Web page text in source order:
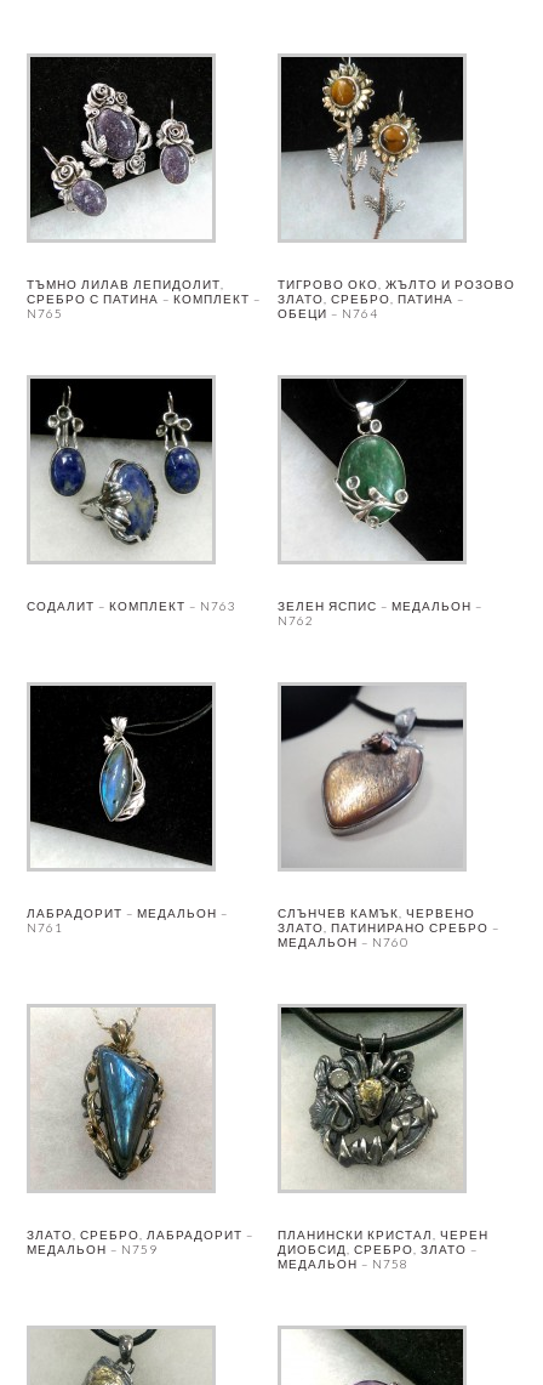
ТЪМНО ЛИЛАВ ЛЕПИДОЛИТ,
СРЕБРО С ПАТИНА – КОМПЛЕКТ –
N765
ТИГРОВО ОКО, ЖЪЛТО И РОЗОВО
ЗЛАТО, СРЕБРО, ПАТИНА –
ОБЕЦИ – N764
СОДАЛИТ – КОМПЛЕКТ – N763
ЗЕЛЕН ЯСПИС – МЕДАЛЬОН –
N762
ЛАБРАДОРИТ – МЕДАЛЬОН –
N761
СЛЪНЧЕВ КАМЪК, ЧЕРВЕНО
ЗЛАТО, ПАТИНИРАНО СРЕБРО –
МЕДАЛЬОН – N760
ЗЛАТО, СРЕБРО, ЛАБРАДОРИТ –
МЕДАЛЬОН – N759
ПЛАНИНСКИ КРИСТАЛ, ЧЕРЕН
ДИОБСИД, СРЕБРО, ЗЛАТО –
МЕДАЛЬОН – N758